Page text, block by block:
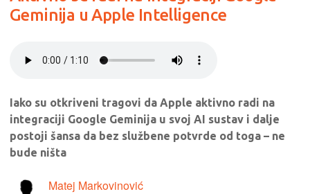
Geminija u Apple Intelligence
Iako su otkriveni tragovi da Apple aktivno radi na
integraciji Google Geminija u svoj AI sustav i dalje
postoji šansa da bez službene potvrde od toga – ne
bude ništa
Matej Markovinović